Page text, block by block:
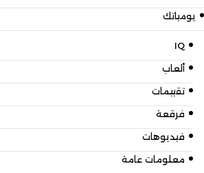
يومياتك
IQ
ألعاب
تقييمات
فرقعة
فيديوهات
معلومات عامة